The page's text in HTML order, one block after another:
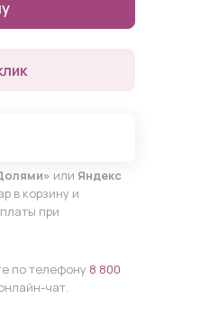
или Яндекс
в корзину и
при
по телефону 8 800
чат.